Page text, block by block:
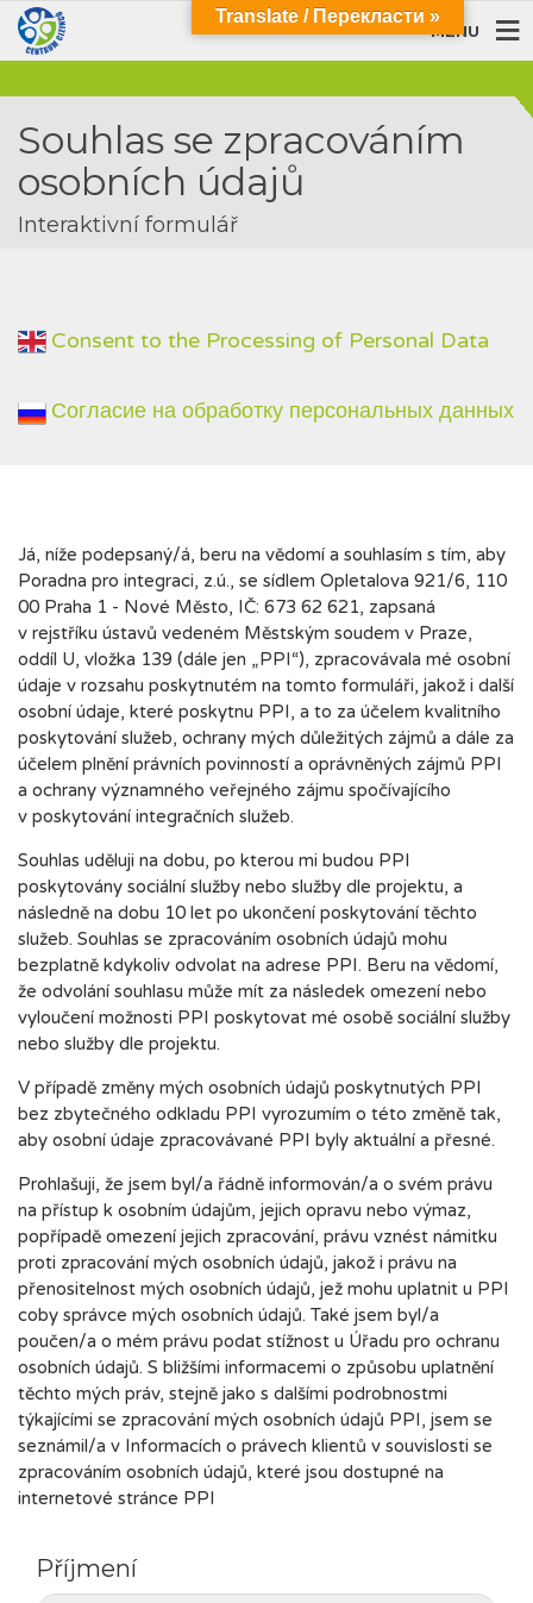
MENU
Souhlas se zpracováním
osobních údajů
Interaktivní formulář
Consent to the Processing of Personal Data
Согласие на обработку персональных данных
Já, níže podepsaný/á, beru na vědomí a souhlasím s tím, aby
Poradna pro integraci, z.ú., se sídlem Opletalova 921/6, 110
00 Praha 1 - Nové Město, IČ: 673 62 621, zapsaná
v rejstříku ústavů vedeném Městským soudem v Praze,
oddíl U, vložka 139 (dále jen „PPI“), zpracovávala mé osobní
údaje v rozsahu poskytnutém na tomto formuláři, jakož i další
osobní údaje, které poskytnu PPI, a to za účelem kvalitního
poskytování služeb, ochrany mých důležitých zájmů a dále za
účelem plnění právních povinností a oprávněných zájmů PPI
a ochrany významného veřejného zájmu spočívajícího
v poskytování integračních služeb.
Souhlas uděluji na dobu, po kterou mi budou PPI
poskytovány sociální služby nebo služby dle projektu, a
následně na dobu 10 let po ukončení poskytování těchto
služeb. Souhlas se zpracováním osobních údajů mohu
bezplatně kdykoliv odvolat na adrese PPI. Beru na vědomí,
že odvolání souhlasu může mít za následek omezení nebo
vyloučení možnosti PPI poskytovat mé osobě sociální služby
nebo služby dle projektu.
V případě změny mých osobních údajů poskytnutých PPI
bez zbytečného odkladu PPI vyrozumím o této změně tak,
aby osobní údaje zpracovávané PPI byly aktuální a přesné.
Prohlašuji, že jsem byl/a řádně informován/a o svém právu
na přístup k osobním údajům, jejich opravu nebo výmaz,
popřípadě omezení jejich zpracování, právu vznést námitku
proti zpracování mých osobních údajů, jakož i právu na
přenositelnost mých osobních údajů, jež mohu uplatnit u PPI
coby správce mých osobních údajů. Také jsem byl/a
poučen/a o mém právu podat stížnost u Úřadu pro ochranu
osobních údajů. S bližšími informacemi o způsobu uplatnění
těchto mých práv, stejně jako s dalšími podrobnostmi
týkajícími se zpracování mých osobních údajů PPI, jsem se
seznámil/a v Informacích o právech klientů v souvislosti se
zpracováním osobních údajů, které jsou dostupné na
internetové stránce PPI
Příjmení
Translate / Перекласти »